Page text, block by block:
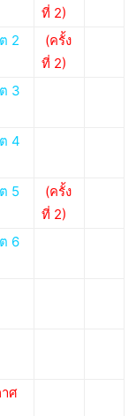
ที่ 2)
2
(ครั้ง
ที่ 2)
3
4
5
(ครั้ง
ที่ 2)
6
ศ